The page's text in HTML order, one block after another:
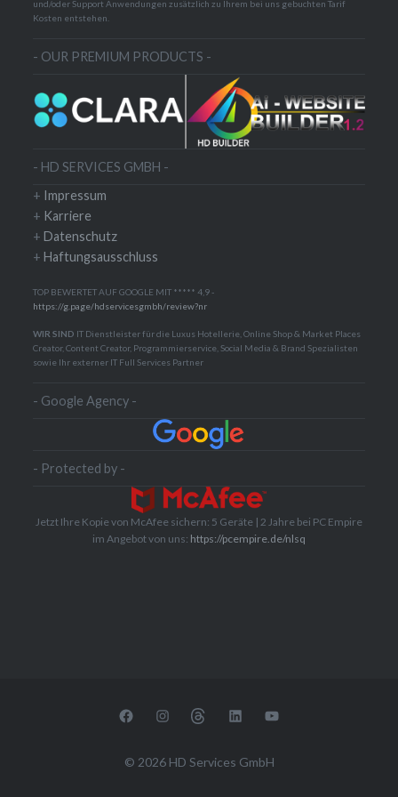
und/oder Support Anwendungen zusätzlich zu Ihrem bei uns gebuchten Tarif
Kosten entstehen.
- OUR PREMIUM PRODUCTS -
- HD SERVICES GMBH -
+ Impressum
+ Karriere
+Datenschutz
+Haftungsausschluss
TOP BEWERTET AUF GOOGLE MIT ***** 4,9 -
https://g.page/hdservicesgmbh/review?nr
WIR SIND IT Dienstleister für die Luxus Hotellerie, Online Shop & Market Places
Creator, Content Creator, Programmierservice, Social Media & Brand Spezialisten
sowie Ihr externer IT Full Services Partner
- Google Agency -
- Protected by -
Jetzt Ihre Kopie von McAfee sichern: 5 Geräte | 2 Jahre bei PC Empire
im Angebot von uns: https://pcempire.de/nlsq
FacebookInstagramThreadsLinkedinYouTube
© 2026 HD Services GmbH